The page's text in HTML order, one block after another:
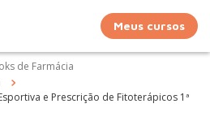
Meus cursos
de Farmácia
e Prescrição de Fitoterápicos 1ª